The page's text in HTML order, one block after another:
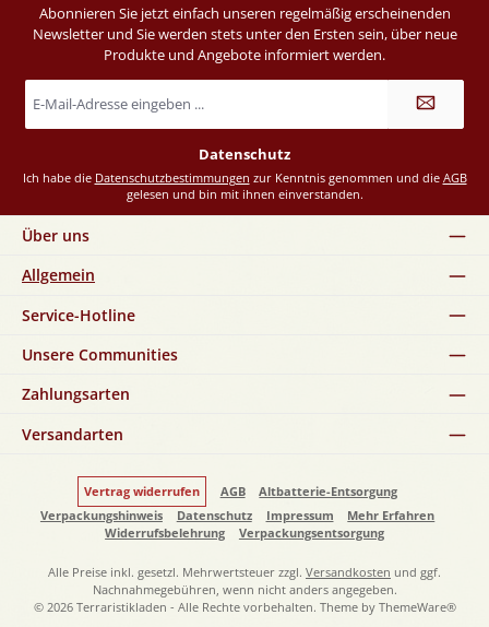
Abonnieren Sie jetzt einfach unseren regelmäßig erscheinenden
Newsletter und Sie werden stets unter den Ersten sein, über neue
Produkte und Angebote informiert werden.
E-
Mail-
Datenschutz
Ich habe die Datenschutzbestimmungen zur Kenntnis genommen und die AGB
gelesen und bin mit ihnen einverstanden.
Über uns
Allgemein
Service-Hotline
Unsere Communities
Zahlungsarten
Versandarten
Vertrag widerrufen AGB
Altbatterie-Entsorgung
Verpackungshinweis
Datenschutz Impressum
Mehr Erfahren
Widerrufsbelehrung
Verpackungsentsorgung
Alle Preise inkl. gesetzl. Mehrwertsteuer zzgl. Versandkosten und ggf.
Nachnahmegebühren, wenn nicht anders angegeben.
© 2026 Terraristikladen - Alle Rechte vorbehalten. Theme by ThemeWare®